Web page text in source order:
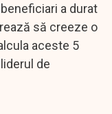
a durat
să creeze o
aceste 5
de